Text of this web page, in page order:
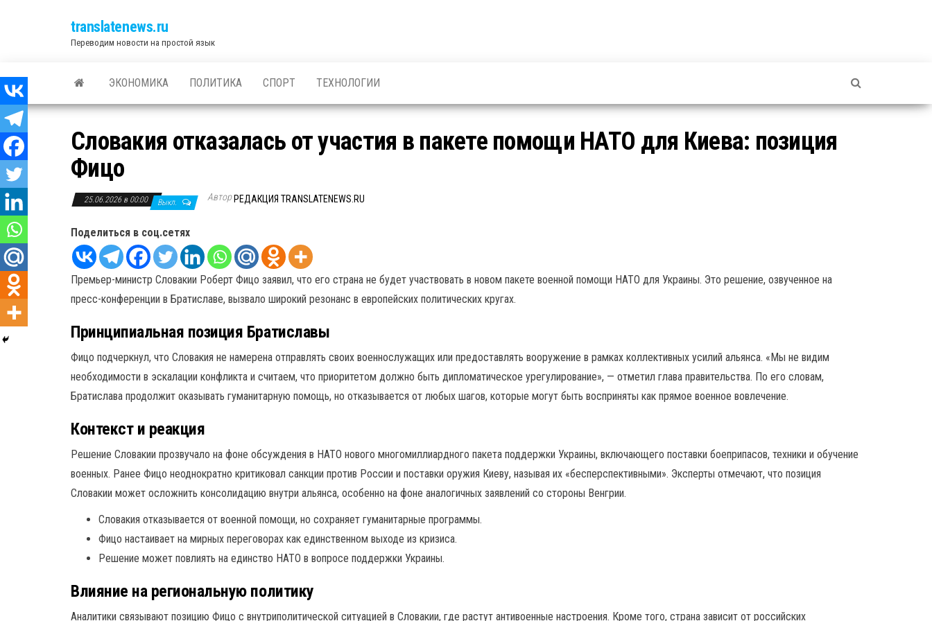
translatenews.ru
Переводим новости на простой язык
ЭКОНОМИКА ПОЛИТИКА СПОРТ ТЕХНОЛОГИИ
Словакия отказалась от участия в пакете помощи НАТО для Киева: позиция
Фицо
25.06.2026 в 00:00 Выкл. Автор РЕДАКЦИЯ TRANSLATENEWS.RU
Поделиться в соц.сетях
Премьер-министр Словакии Роберт Фицо заявил, что его страна не будет участвовать в новом пакете военной помощи НАТО для Украины. Это решение, озвученное на
пресс-конференции в Братиславе, вызвало широкий резонанс в европейских политических кругах.
Принципиальная позиция Братиславы
Фицо подчеркнул, что Словакия не намерена отправлять своих военнослужащих или предоставлять вооружение в рамках коллективных усилий альянса. «Мы не видим
необходимости в эскалации конфликта и считаем, что приоритетом должно быть дипломатическое урегулирование», — отметил глава правительства. По его словам,
Братислава продолжит оказывать гуманитарную помощь, но отказывается от любых шагов, которые могут быть восприняты как прямое военное вовлечение.
Контекст и реакция
Решение Словакии прозвучало на фоне обсуждения в НАТО нового многомиллиардного пакета поддержки Украины, включающего поставки боеприпасов, техники и обучение
военных. Ранее Фицо неоднократно критиковал санкции против России и поставки оружия Киеву, называя их «бесперспективными». Эксперты отмечают, что позиция
Словакии может осложнить консолидацию внутри альянса, особенно на фоне аналогичных заявлений со стороны Венгрии.
Словакия отказывается от военной помощи, но сохраняет гуманитарные программы.
Фицо настаивает на мирных переговорах как единственном выходе из кризиса.
Решение может повлиять на единство НАТО в вопросе поддержки Украины.
Влияние на региональную политику
Аналитики связывают позицию Фицо с внутриполитической ситуацией в Словакии, где растут антивоенные настроения. Кроме того, страна зависит от российских